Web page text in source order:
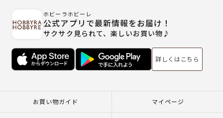
ホビーラホビーレ
公式アプリで最新情報をお届け！
サクサク見られて、楽しいお買い物♪
詳しくはこちら
お買い物ガイド マイページ